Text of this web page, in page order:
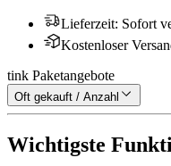
Lieferzeit: Sofort
Kostenloser
tink Paketangebote
Oft gekauft / Anzahl
Wichtigste